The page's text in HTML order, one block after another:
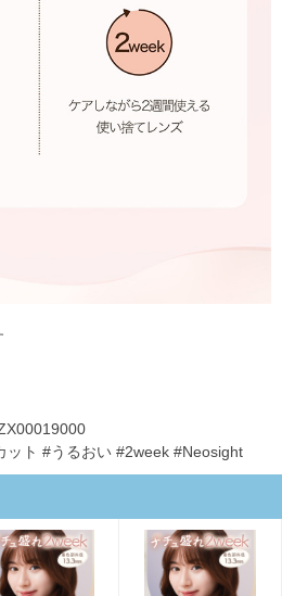
ット #うるおい #2week #Neosight